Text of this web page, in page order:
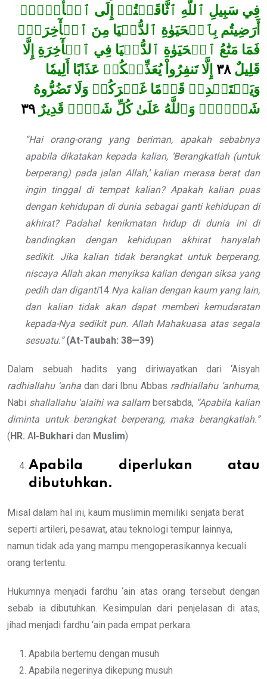
فِي سَبِيلِ ٱللَّهِ ٱثَّاقَلۡتُمۡ إِلَى ٱلۡأَرۡضِۚ
أَرَضِيتُم بِٱلۡحَيَوٰةِ ٱلدُّنۡيَا مِنَ ٱلۡأٓخِرَةِۚ
فَمَا مَتَٰعُ ٱلۡحَيَوٰةِ ٱلدُّنۡيَا فِي ٱلۡأٓخِرَةِ إِلَّا
قَلِيلٌ ٣٨
إِلَّا تَنفِرُواْ يُعَذِّبۡكُمۡ عَذَابًا أَلِيمٗا
وَيَسۡتَبۡدِلۡ قَوۡمًا غَيۡرَكُمۡ وَلَا تَضُرُّوهُ
شَيۡ‍ٔٗاۗ وَٱللَّهُ عَلَىٰ كُلِّ شَيۡءٖ قَدِيرٌ ٣٩
“Hai orang-orang yang beriman, apakah sebabnya
apabila dikatakan kepada kalian, ‘Berangkatlah (untuk
berperang) pada jalan Allah,’ kalian merasa berat dan
ingin tinggal di tempat kalian? Apakah kalian puas
dengan kehidupan di dunia sebagai ganti kehidupan di
akhirat? Padahal kenikmatan hidup di dunia ini di
bandingkan dengan kehidupan akhirat hanyalah
sedikit. Jika kalian tidak berangkat untuk berperang,
niscaya Allah akan menyiksa kalian dengan siksa yang
pedih dan diganti14 Nya kalian dengan kaum yang lain,
dan kalian tidak akan dapat memberi kemudaratan
kepada-Nya sedikit pun. Allah Mahakuasa atas segala
sesuatu.”(At-Taubah: 38—39)
Dalam sebuah hadits yang diriwayatkan dari ‘Aisyah
radhiallahu ‘anhadan dari Ibnu Abbas radhiallahu ‘anhuma,
Nabi shallallahu ‘alaihi wa sallambersabda, “Apabila kalian
diminta untuk berangkat berperang, maka berangkatlah.”
( HR. A l-Bukhari dan Muslim)
Apabila diperlukan atau
dibutuhkan.
Misal dalam hal ini, kaum muslimin memiliki senjata berat
seperti artileri, pesawat, atau teknologi tempur lainnya,
namun tidak ada yang mampu mengoperasikannya kecuali
orang tertentu.
Hukumnya menjadi fardhu ‘ain atas orang tersebut dengan
sebab ia dibutuhkan. Kesimpulan dari penjelasan di atas,
jihad menjadi fardhu ‘ain pada empat perkara:
Apabila bertemu dengan musuh
Apabila negerinya dikepung musuh